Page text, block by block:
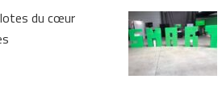
du cœur